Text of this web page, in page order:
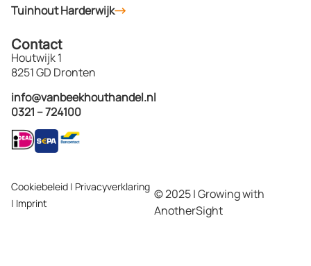
Tuinhout Harderwijk
Contact
Houtwijk 1
8251 GD Dronten
info@vanbeekhouthandel.nl
0321 – 724100
© 2025 | Growing with
AnotherSight
Cookiebeleid | Privacyverklaring
| Imprint